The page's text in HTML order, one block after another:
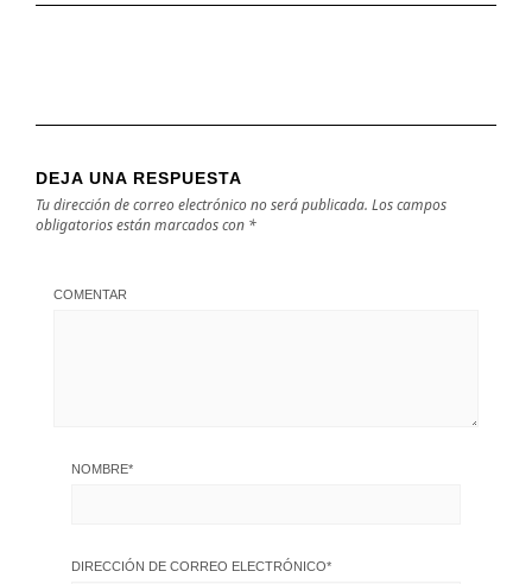
DEJA UNA RESPUESTA
Tu dirección de correo electrónico no será publicada. Los campos
obligatorios están marcados con *
COMENTAR
NOMBRE*
DIRECCIÓN DE CORREO ELECTRÓNICO*